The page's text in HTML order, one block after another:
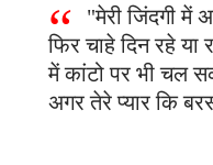
"मेरी जिंदगी में
फिर चाहे दिन रहे या
में कांटो पर भी चल
अगर तेरे प्यार कि